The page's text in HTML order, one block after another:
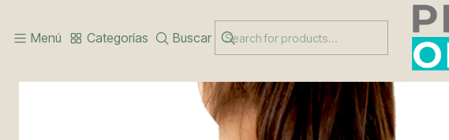
Menú Categorías Buscar
Inicio HOMBRO Y CODO INMOVILIZADORES DE CLAVÍCULA